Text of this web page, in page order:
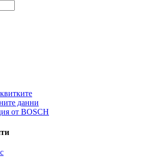
данни
от BOSCH